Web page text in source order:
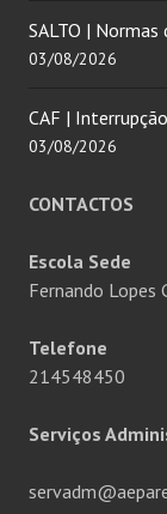
SALTO |
03/08/2026
CAF |
03/08/2026
CONTACTOS
Escola Sede
Fernando Lopes
Telefone
214548450
Serviços